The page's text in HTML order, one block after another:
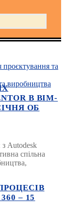
та
виробництва
В BIM-
ОБ
з Autodesk
спільна
– 15